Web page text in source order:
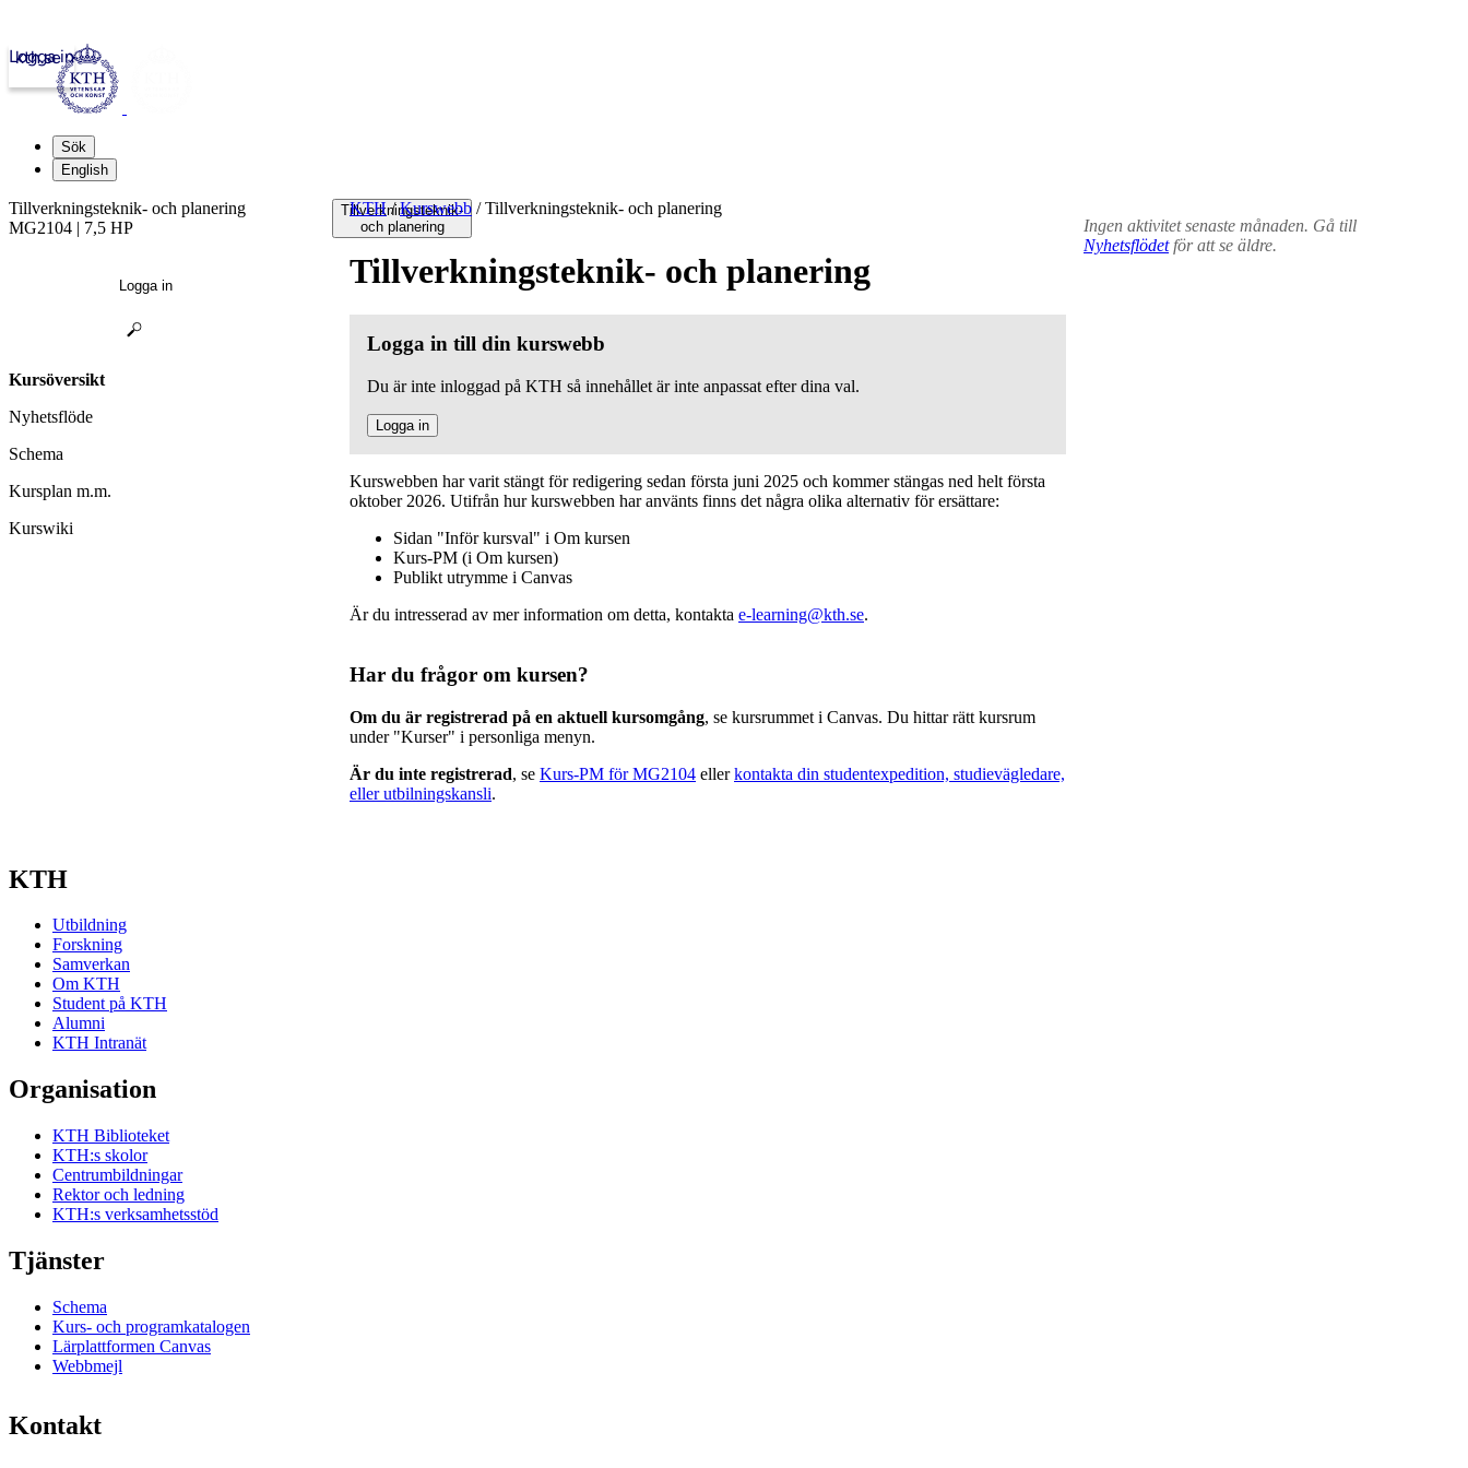
kth.se
Logga in
Sök
English
Tillverkningsteknik-
och planering
KTH / Kurswebb /Tillverkningsteknik- och planering
Tillverkningsteknik- och planering
Logga in till din kurswebb
Du är inte inloggad på KTH så innehållet är inte anpassat efter dina val.
Logga in
Kurswebben har varit stängt för redigering sedan första juni 2025 och kommer stängas ned helt första
oktober 2026. Utifrån hur kurswebben har använts finns det några olika alternativ för ersättare:
Sidan "Inför kursval" i Om kursen
Kurs-PM (i Om kursen)
Publikt utrymme i Canvas
Är du intresserad av mer information om detta, kontakta e-learning@kth.se.
Har du frågor om kursen?
Om du är registrerad på en aktuell kursomgång, se kursrummet i Canvas. Du hittar rätt kursrum
under "Kurser" i personliga menyn.
Är du inte registrerad, se Kurs-PM för MG2104 ellerkontakta din studentexpedition, studievägledare,
eller utbilningskansli.
Ingen aktivitet senaste månaden. Gå till
Nyhetsflödetför att se äldre.
Tillverkningsteknik- och planering
MG2104 | 7,5 HP
Logga in
Kursöversikt
Nyhetsflöde
Schema
Kursplan m.m.
Kurswiki
KTH
Utbildning
Forskning
Samverkan
Om KTH
Student på KTH
Alumni
KTH Intranät
Organisation
KTH Biblioteket
KTH:s skolor
Centrumbildningar
Rektor och ledning
KTH:s verksamhetsstöd
Tjänster
Schema
Kurs- och programkatalogen
Lärplattformen Canvas
Webbmejl
Kontakt